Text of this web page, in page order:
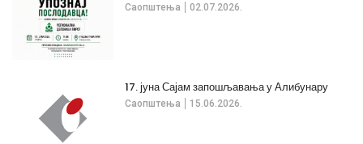
Саопштења 02.07.2026.
Саопштења 15.06.2026.
17. јуна Сајам запошљавања у Алибунару